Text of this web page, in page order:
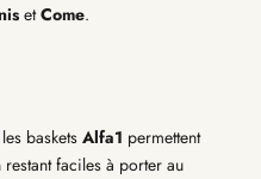
etCome.
baskets Alfa1 permettent
faciles à porter au